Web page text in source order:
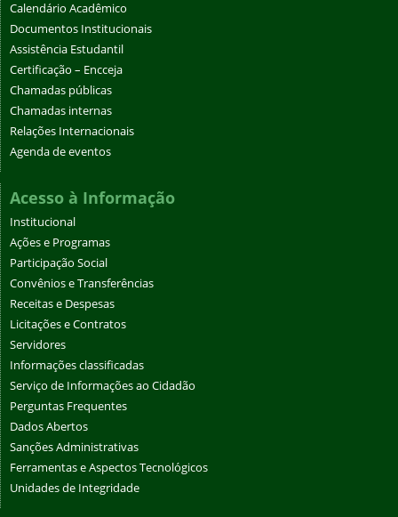
Calendário Acadêmico
Documentos Institucionais
Assistência Estudantil
Certificação – Encceja
Chamadas públicas
Chamadas internas
Relações Internacionais
Agenda de eventos
Acesso à Informação
Institucional
Ações e Programas
Participação Social
Convênios e Transferências
Receitas e Despesas
Licitações e Contratos
Servidores
Informações classificadas
Serviço de Informações ao Cidadão
Perguntas Frequentes
Dados Abertos
Sanções Administrativas
Ferramentas e Aspectos Tecnológicos
Unidades de Integridade